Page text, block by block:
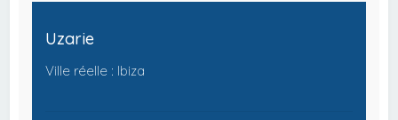
Uzarie
Ville réelle : Ibiza